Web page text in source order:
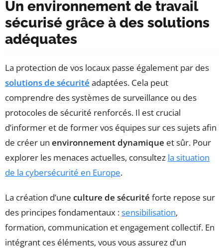
Un environnement de travail
sécurisé grâce à des solutions
adéquates
La protection de vos locaux passe également par des
solutions de sécurité adaptées. Cela peut
comprendre des systèmes de surveillance ou des
protocoles de sécurité renforcés. Il est crucial
d’informer et de former vos équipes sur ces sujets afin
de créer un environnement dynamique et sûr. Pour
explorer les menaces actuelles, consultez la situation
de la cybersécurité en Europe.
La création d’une culture de sécurité forte repose sur
des principes fondamentaux :sensibilisation,
formation, communication et engagement collectif. En
intégrant ces éléments, vous vous assurez d’un